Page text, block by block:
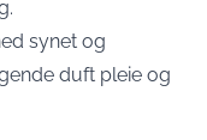
synet og
duft pleie og